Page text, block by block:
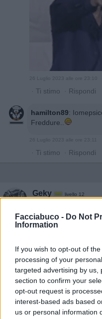
Facciabuco - Do Not
Information
If you wish to opt-out of
processing of your
targeted advertising by us,
section to confirm your
opt-out request is
interest-based ads based
us or personal information
· Ti stimo · Rispondi
hamilton89:
Freddure..
· Ti stimo · Rispondi
Geky livello 12
Wellaaaaà genteeee